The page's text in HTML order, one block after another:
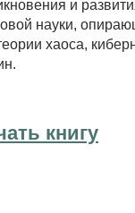
и
науки,
хаоса,
книгу